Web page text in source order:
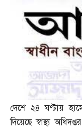
দেশে ২৪ ঘণ্টায়
দিয়েছে স্বাস্থ্য